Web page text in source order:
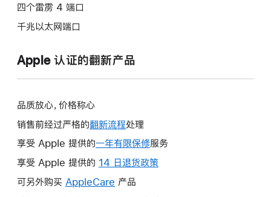
四个雷雳 4 端口
千兆以太网端口
Apple 认证的翻新产品
品质放心，价格称心
销售前经过严格的翻新流程处理
享受 Apple 提供的一年有限保修此
操
服务
享受 Apple 提供的 14 日退货政策
可另外购买 AppleCare 此
产品